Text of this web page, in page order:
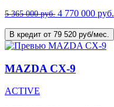
5 365 000 руб. 4 770 000 руб.
В кредит от 79 520 руб/мес.
MAZDA CX-9
ACTIVE